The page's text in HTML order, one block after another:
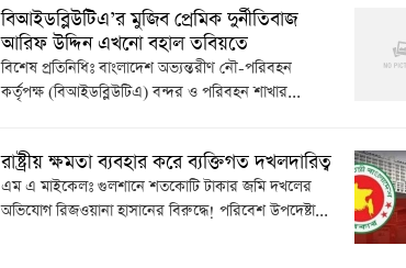
বিআইডব্লিউটিএ’র মুজিব প্রেমিক দুর্নীতিবাজ
আরিফ উদ্দিন এখনো বহাল তবিয়তে
বিশেষ প্রতিনিধিঃ বাংলাদেশ অভ্যন্তরীণ নৌ-পরিবহন
কর্তৃপক্ষ (বিআইডব্লিউটিএ) বন্দর ও পরিবহন শাখার...
রাষ্ট্রীয় ক্ষমতা ব্যবহার করে ব্যক্তিগত দখলদারিত্ব
এম এ মাইকেলঃ গুলশানে শতকোটি টাকার জমি দখলের
অভিযোগ রিজওয়ানা হাসানের বিরুদ্ধে! পরিবেশ উপদেষ্টা...